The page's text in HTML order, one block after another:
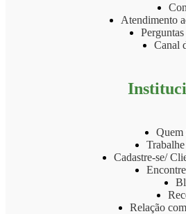
Atendimento
Canal
Quem
Cadastre-se/
Relação